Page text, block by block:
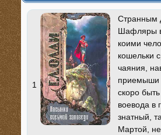
1
Странным
Шафляры в
коими
кошельки
чаяния,
приемыши
скоро
воевода в
знатный,
Мартой,